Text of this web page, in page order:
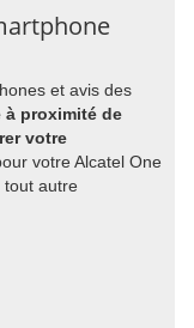
et avis des
à proximité de
votre
votre Alcatel One
tout autre